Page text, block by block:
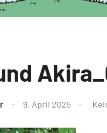
9. April 2025